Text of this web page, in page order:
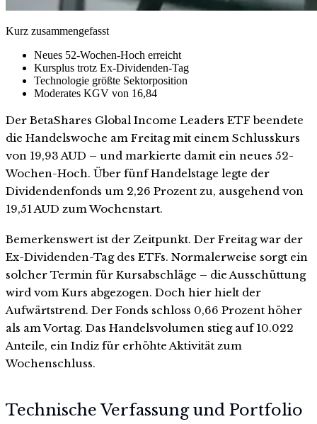
Kurz zusammengefasst
Neues 52-Wochen-Hoch erreicht
Kursplus trotz Ex-Dividenden-Tag
Technologie größte Sektorposition
Moderates KGV von 16,84
Der BetaShares Global Income Leaders ETF beendete
die Handelswoche am Freitag mit einem Schlusskurs
von 19,93 AUD – und markierte damit ein neues 52-
Wochen-Hoch. Über fünf Handelstage legte der
Dividendenfonds um 2,26 Prozent zu, ausgehend von
19,51 AUD zum Wochenstart.
Bemerkenswert ist der Zeitpunkt. Der Freitag war der
Ex-Dividenden-Tag des ETFs. Normalerweise sorgt ein
solcher Termin für Kursabschläge – die Ausschüttung
wird vom Kurs abgezogen. Doch hier hielt der
Aufwärtstrend. Der Fonds schloss 0,66 Prozent höher
als am Vortag. Das Handelsvolumen stieg auf 10.022
Anteile, ein Indiz für erhöhte Aktivität zum
Wochenschluss.
Technische Verfassung und Portfolio